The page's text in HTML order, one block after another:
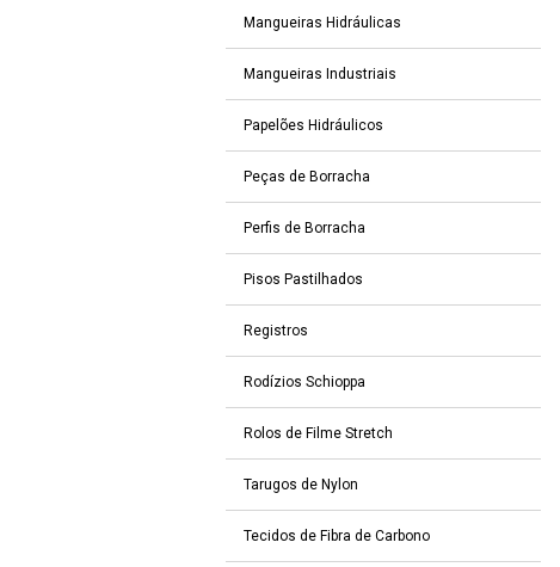
Mangueiras Hidráulicas
Mangueiras Industriais
Papelões Hidráulicos
Peças de Borracha
Perfis de Borracha
Pisos Pastilhados
Registros
Rodízios Schioppa
Rolos de Filme Stretch
Tarugos de Nylon
Tecidos de Fibra de Carbono